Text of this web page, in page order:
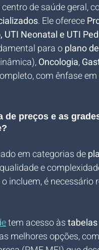
de saúde geral,
. Ele oferece
UTI Neonatal e UTI
para o plano
Oncologia,
com ênfase
preços e as
em categorias de
e
incluem, é
tem acesso às
melhores opções,